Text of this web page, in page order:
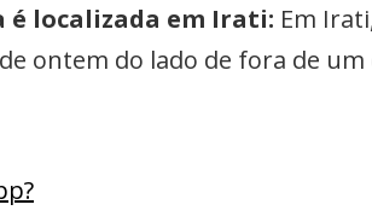
é localizada em Irati: Em
ontem do lado de fora de